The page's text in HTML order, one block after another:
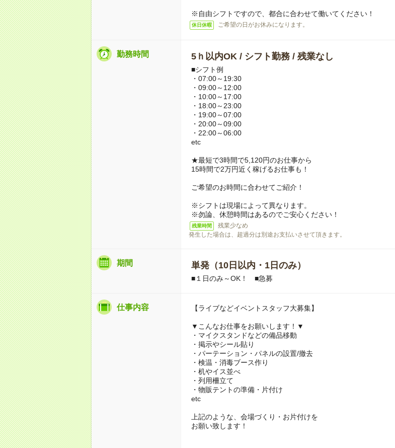
※自由シフトですので、都合に合わせて働いてください！
休日休暇 ご希望の日がお休みになります。
勤務時間 5ｈ以内OK / シフト勤務 / 残業なし
■シフト例
・07:00～19:30
・09:00～12:00
・10:00～17:00
・18:00～23:00
・19:00～07:00
・20:00～09:00
・22:00～06:00
etc
★最短で3時間で5,120円のお仕事から
15時間で2万円近く稼げるお仕事も！
ご希望のお時間に合わせてご紹介！
※シフトは現場によって異なります。
※勿論、休憩時間はあるのでご安心ください！
残業時間
残業少なめ
発生した場合は、超過分は別途お支払いさせて頂きます。
期間 単発（10日以内・1日のみ）
■１日のみ～OK！ ■急募
仕事内容 【ライブなどイベントスタッフ大募集】
▼こんなお仕事をお願いします！▼
・マイクスタンドなどの備品移動
・掲示やシール貼り
・パーテーション・パネルの設置/撤去
・検温・消毒ブース作り
・机やイス並べ
・列用柵立て
・物販テントの準備・片付け
etc
上記のような、会場づくり・お片付けを
お願い致します！